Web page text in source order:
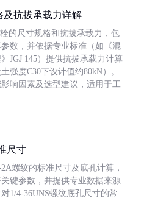
及抗拔承载力详解
的尺寸规格和抗拔承载力，包
数，并依据专业标准（如《混
JGJ 145）提供抗拔承载力计算
强度C30下设计值约80kN）。
响因素及选型建议，适用于工
尺寸
螺纹的标准尺寸及底孔计算，
键参数，并提供专业数据来源
1/4-36UNS螺纹底孔尺寸的常